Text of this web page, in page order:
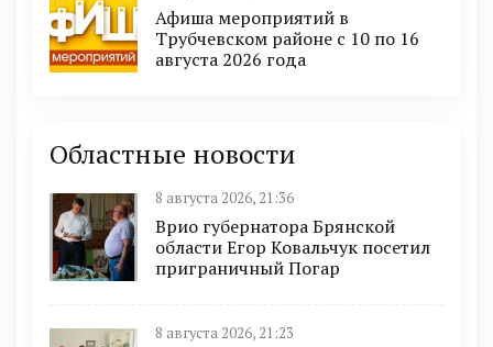
Афиша мероприятий в
Трубчевском районе с 10 по 16
августа 2026 года
Областные новости
8 августа 2026, 21:36
Врио губернатора Брянской
области Егор Ковальчук посетил
приграничный Погар
8 августа 2026, 21:23